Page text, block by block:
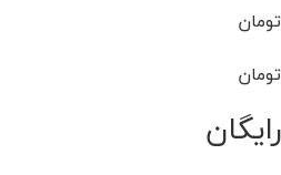
تومان
تومان
رایگان